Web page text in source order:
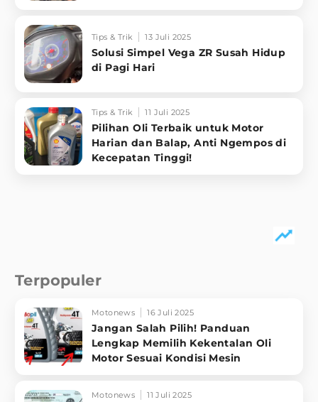
Tips & Trik 13 Juli 2025
Solusi Simpel Vega ZR Susah Hidup
di Pagi Hari
Tips & Trik 11 Juli 2025
Pilihan Oli Terbaik untuk Motor
Harian dan Balap, Anti Ngempos di
Kecepatan Tinggi!
Terpopuler
Motonews 16 Juli 2025
Jangan Salah Pilih! Panduan
Lengkap Memilih Kekentalan Oli
Motor Sesuai Kondisi Mesin
Motonews 11 Juli 2025